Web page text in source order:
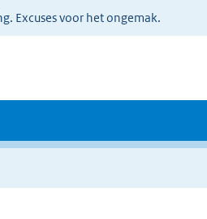
Excuses voor het ongemak.